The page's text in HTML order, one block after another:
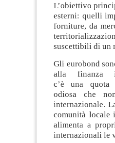
L’obiettivo
esterni: quelli
forniture, da
suscettibili di un
Gli eurobond
alla finanza
c’è una
odiosa che
internazionale.
comunità locale
alimenta a
internazionali le